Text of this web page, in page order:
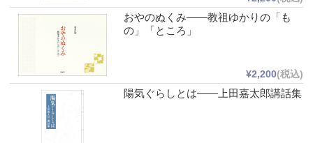
おやのぬくみ――教祖ゆかりの「も
の」「ところ」
¥2,200(税込)
陽気ぐらしとは――上田嘉太郎講話集